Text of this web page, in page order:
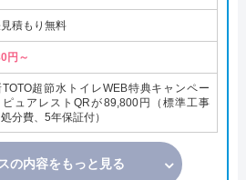
積もり無料
円～
超節水トイレWEB特典キャンペー
ピュアレストQRが89,800円（標準工事
分費、5年保証付）
の内容をもっと見る